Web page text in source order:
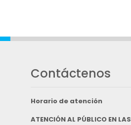
Contáctenos
Horario de atención
ATENCIÓN AL PÚBLICO EN LAS